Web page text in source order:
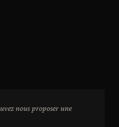
nous proposer une